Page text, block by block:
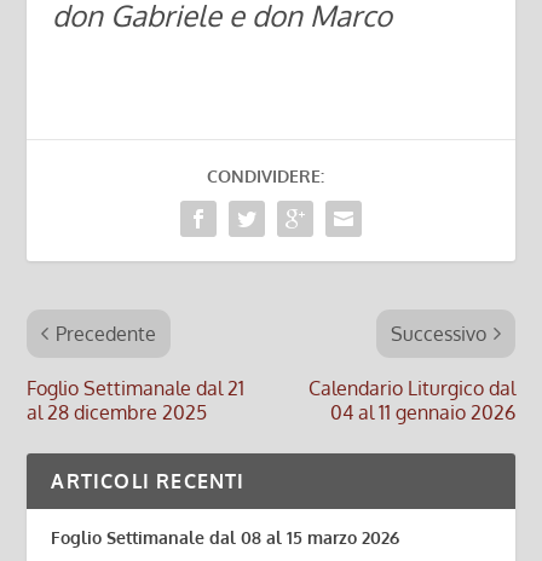
don Gabriele e don Marco
CONDIVIDERE:
Precedente
Foglio Settimanale dal 21
al 28 dicembre 2025
Successivo
Calendario Liturgico dal
04 al 11 gennaio 2026
ARTICOLI RECENTI
Foglio Settimanale dal 08 al 15 marzo 2026